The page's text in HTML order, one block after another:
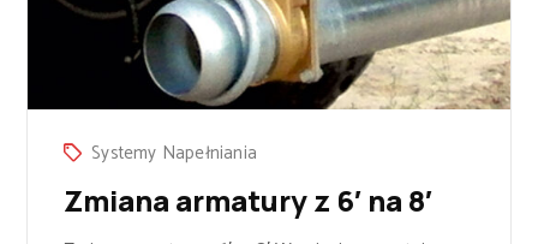
Napełniania
armatury z 6′ na 8′